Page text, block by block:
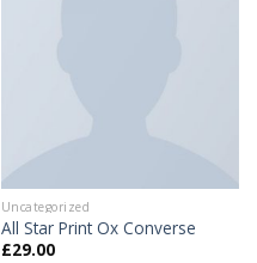
Uncategorized
All Star Print Ox Converse
£29.00